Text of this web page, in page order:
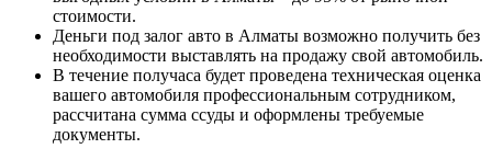
стоимости.
Деньги под залог авто в Алматы возможно получить без
необходимости выставлять на продажу свой автомобиль.
В течение получаса будет проведена техническая оценка
вашего автомобиля профессиональным сотрудником,
рассчитана сумма ссуды и оформлены требуемые
документы.